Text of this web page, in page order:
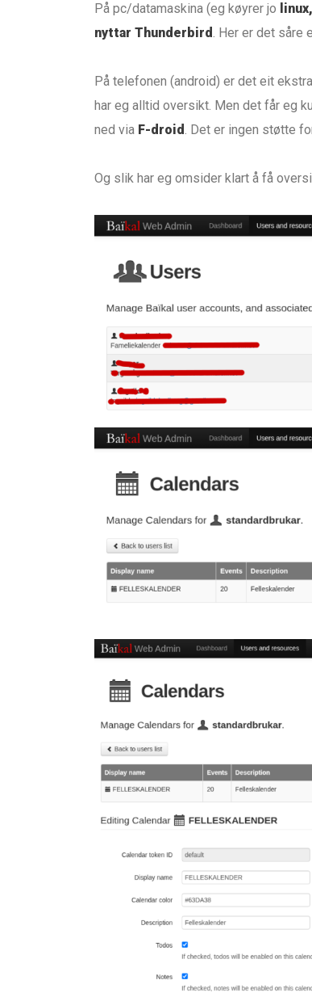
På pc/datamaskina (eg køyrer jo
nyttar Thunderbird. Her er det såre
På telefonen (android) er det eit
har eg alltid oversikt. Men det får eg
ned via F-droid. Det er ingen støtte
Og slik har eg omsider klart å få